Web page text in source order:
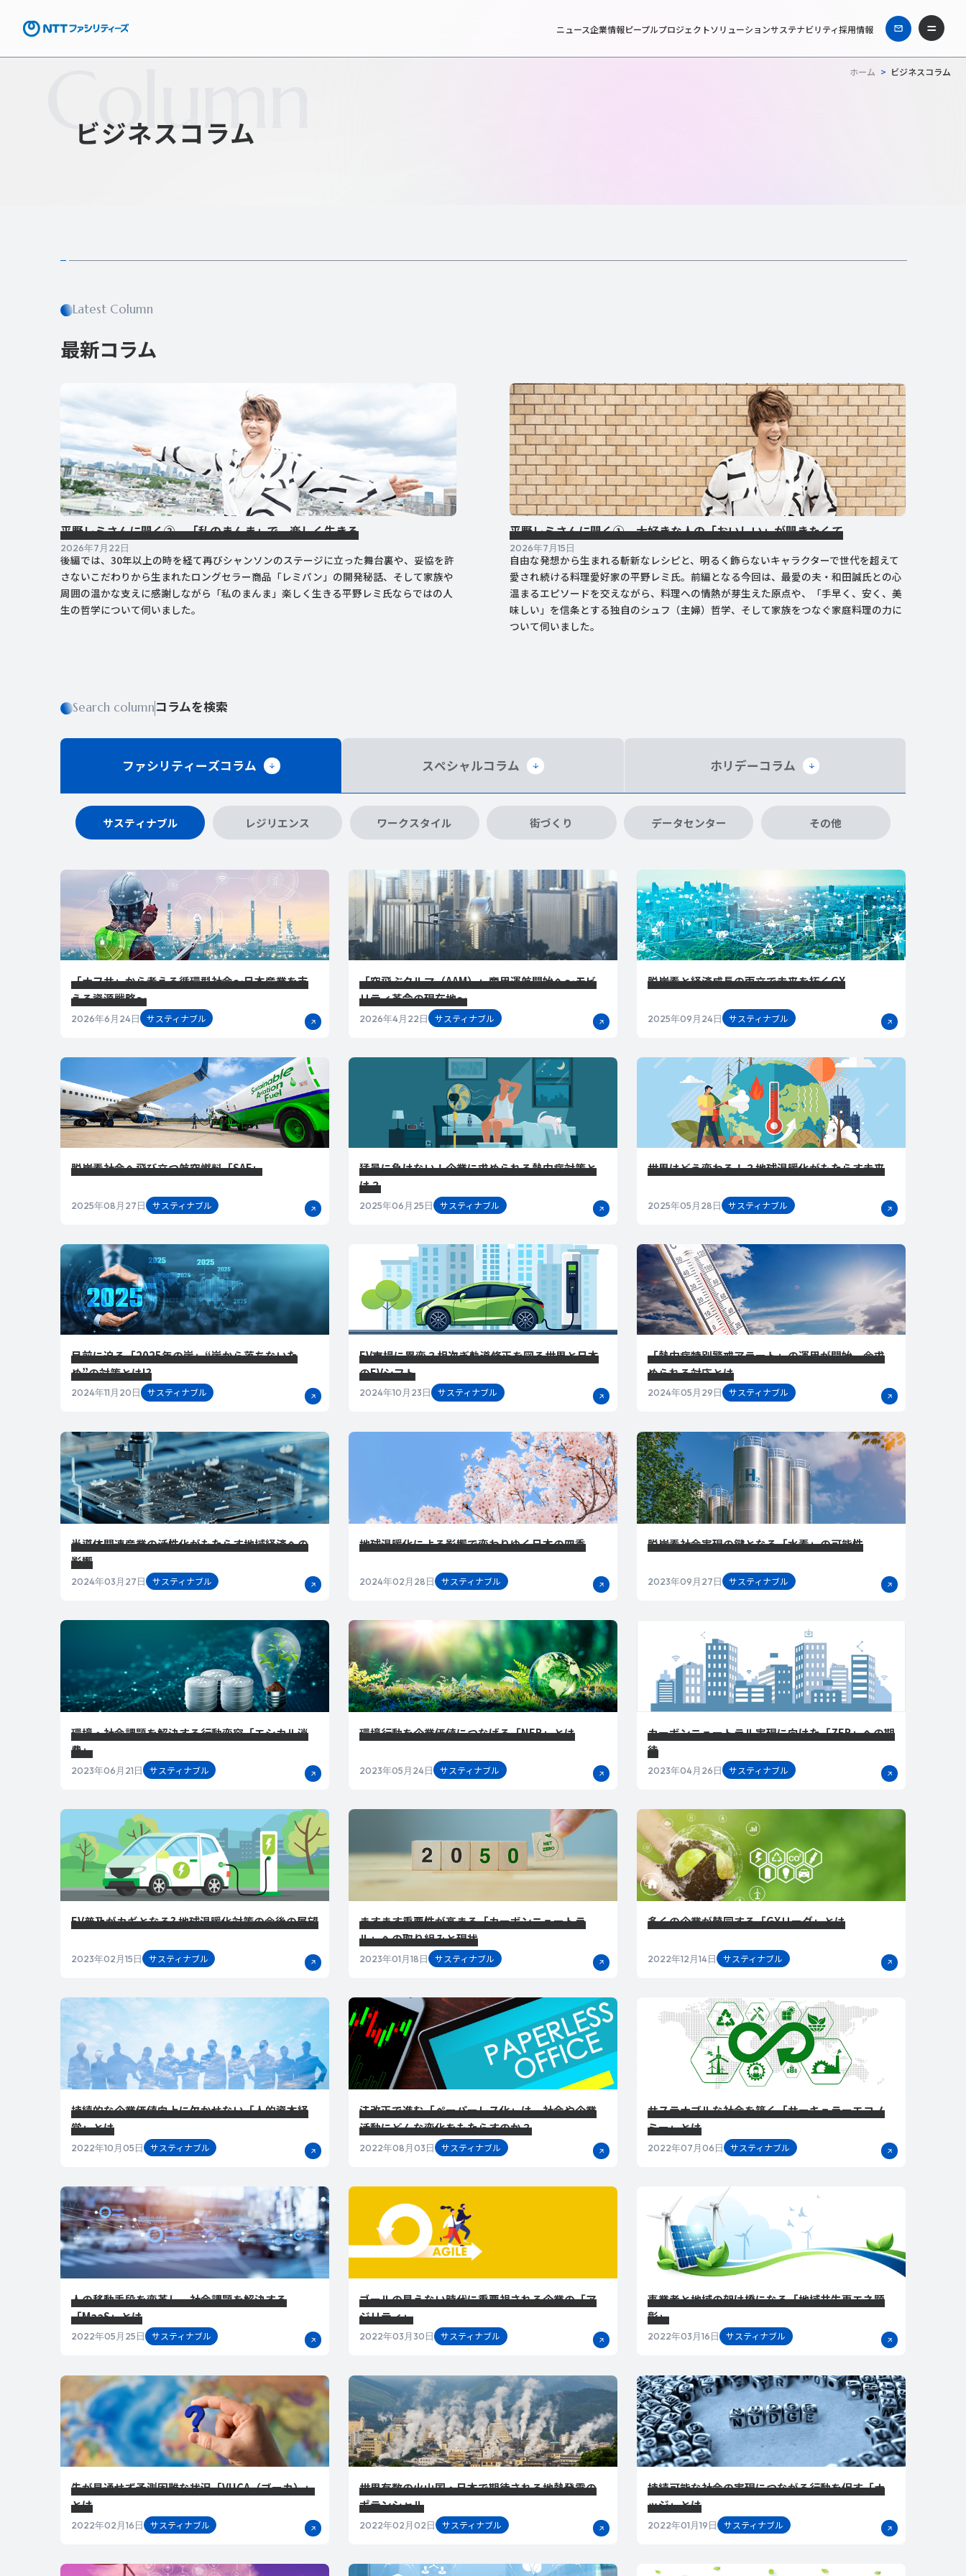
ニュース企業情報ピープルプロジェクトソリューションサステナビリティ採用情報
ホーム > ビジネスコラム
Column
ビジネスコラム
Latest Column
最新コラム
平野レミさんに聞く② 「私のまんま」で、楽しく生きる
2026年7月22日
後編では、30年以上の時を経て再びシャンソンのステージに立った舞台裏や、妥協を許
さないこだわりから生まれたロングセラー商品「レミパン」の開発秘話、そして家族や
周囲の温かな支えに感謝しながら「私のまんま」楽しく生きる平野レミ氏ならではの人
生の哲学について伺いました。
平野レミさんに聞く① 大好きな人の「おいしい」が聞きたくて
2026年7月15日
自由な発想から生まれる斬新なレシピと、明るく飾らないキャラクターで世代を超えて
愛され続ける料理愛好家の平野レミ氏。前編となる今回は、最愛の夫・和田誠氏との心
温まるエピソードを交えながら、料理への情熱が芽生えた原点や、「手早く、安く、美
味しい」を信条とする独自のシュフ（主婦）哲学、そして家族をつなぐ家庭料理の力に
ついて伺いました。
Search columnコラムを検索
ファシリティーズコラム スペシャルコラム ホリデーコラム
サスティナブル レジリエンス ワークスタイル 街づくり データセンター その他
「ナフサ」から考える循環型社会～日本産業を支
える資源戦略～
2026年6月24日 サスティナブル
「空飛ぶクルマ（AAM）」商用運航開始へ～モビ
リティ革命の現在地～
2026年4月22日 サスティナブル
脱炭素と経済成長の両立で未来を拓くGX
2025年09月24日 サスティナブル
脱炭素社会へ飛び立つ航空燃料「SAF」
2025年08月27日 サスティナブル
猛暑に負けない！企業に求められる熱中症対策と
は？
2025年06月25日 サスティナブル
世界はどう変わる！？地球温暖化がもたらす未来
2025年05月28日 サスティナブル
目前に迫る「2025年の崖」“崖から落ちないた
め”の対策とは!?
2024年11月20日 サスティナブル
EV市場に異変？相次ぎ軌道修正を図る世界と日本
のEVシフト
2024年10月23日 サスティナブル
「熱中症特別警戒アラート」の運用が開始。今求
められる対応とは
2024年05月29日 サスティナブル
半導体関連産業の活性化がもたらす地域経済への
影響
2024年03月27日 サスティナブル
地球温暖化による影響で変わりゆく日本の四季
2024年02月28日 サスティナブル
脱炭素社会実現の鍵となる「水素」の可能性
2023年09月27日 サスティナブル
環境・社会課題を解決する行動変容「エシカル消
費」
2023年06月21日 サスティナブル
環境行動を企業価値につなげる「NEB」とは
2023年05月24日 サスティナブル
カーボンニュートラル実現に向けた「ZEB」への期
待
2023年04月26日 サスティナブル
EV普及がカギとなる? 地球温暖化対策の今後の展望
2023年02月15日 サスティナブル
ますます重要性が高まる「カーボンニュートラ
ル」への取り組みと現状
2023年01月18日 サスティナブル
多くの企業が賛同する「GXリーグ」とは
2022年12月14日 サスティナブル
持続的な企業価値向上に欠かせない「人的資本経
営」とは
2022年10月05日 サスティナブル
法改正で進む「ペーパーレス化」は、社会や企業
活動にどんな変化をもたらすのか？
2022年08月03日 サスティナブル
サステナブルな社会を築く「サーキュラーエコノ
ミー」とは
2022年07月06日 サスティナブル
人の移動手段を変革し、社会課題を解決する
「MaaS」とは
2022年05月25日 サスティナブル
ゴールの見えない時代に重要視される企業の「ア
ジリティ」
2022年03月30日 サスティナブル
事業者と地域の架け橋になる「地域共生再エネ顕
彰」
2022年03月16日 サスティナブル
先が見通せず予測困難な状況「VUCA（ブーカ）」
とは
2022年02月16日 サスティナブル
世界有数の火山国・日本で期待される地熱発電の
ポテンシャル
2022年02月02日 サスティナブル
持続可能な社会の実現につながる行動を促す「ナ
ッジ」とは
2022年01月19日 サスティナブル